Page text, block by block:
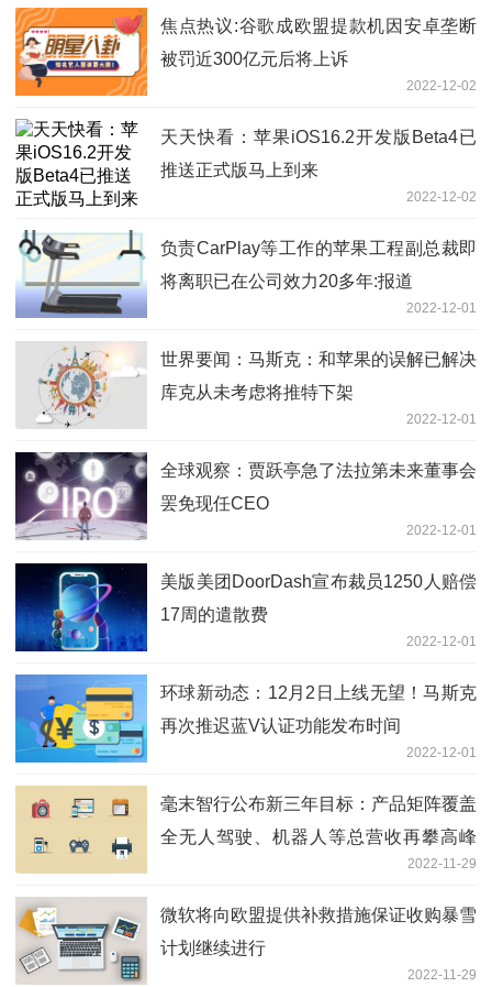
焦点热议:谷歌成欧盟提款机因安卓垄断
被罚近300亿元后将上诉
2022-12-02
天天快看：苹果iOS16.2开发版Beta4已
推送正式版马上到来
2022-12-02
负责CarPlay等工作的苹果工程副总裁即
将离职已在公司效力20多年:报道
2022-12-01
世界要闻：马斯克：和苹果的误解已解决
库克从未考虑将推特下架
2022-12-01
全球观察：贾跃亭急了法拉第未来董事会
罢免现任CEO
2022-12-01
美版美团DoorDash宣布裁员1250人赔偿
17周的遣散费
2022-12-01
环球新动态：12月2日上线无望！马斯克
再次推迟蓝V认证功能发布时间
2022-12-01
毫末智行公布新三年目标：产品矩阵覆盖
全无人驾驶、机器人等总营收再攀高峰
2022-11-29
微软将向欧盟提供补救措施保证收购暴雪
计划继续进行
2022-11-29